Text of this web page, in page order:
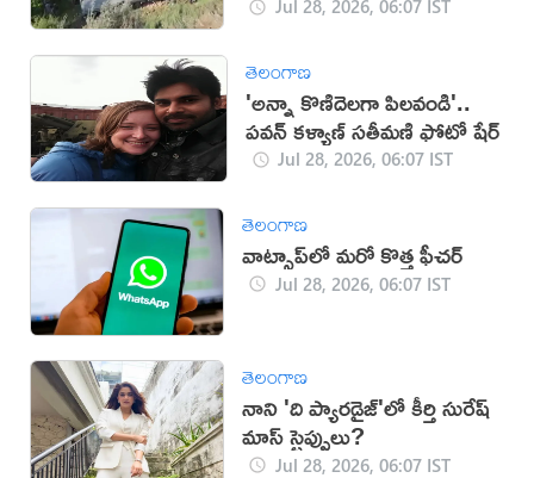
Jul 28, 2026, 06:07 IST
తెలంగాణ
'అన్నా కొణిదెలగా పిలవండి'..
పవన్ కళ్యాణ్ సతీమణి ఫోటో షేర్
Jul 28, 2026, 06:07 IST
తెలంగాణ
వాట్సాప్‌లో మరో కొత్త ఫీచర్
Jul 28, 2026, 06:07 IST
తెలంగాణ
నాని 'ది ప్యారడైజ్'లో కీర్తి సురేష్
మాస్ స్టెప్పులు?
Jul 28, 2026, 06:07 IST